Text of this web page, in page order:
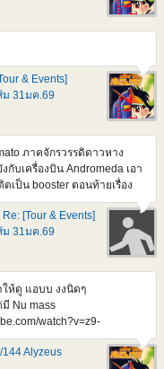
เสริมมาก็เบางบหน่อย หรือมัด
งๆนี้นี่ Formula , silhouette
ละตัวๆแหละ อ้างอิง
wiki/
wiki/
& Events]
ม 31มค.69
ภาคจักรวรรดิดาวหาง
กับเครื่องบิน Andromeda เอา
ดเป็น booster ตอนท้ายเรื่อง
คน ๆ เดียว ระบบสั่งการด้วย
ตัน
watch?
Re: [Tour & Events]
ม 31มค.69
ห้ดู แอบบ งงนิดๆ
Nu mass
watch?v=z9-
144 Alyzeus